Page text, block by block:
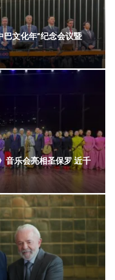
巴文化年”纪念会议暨
音乐会亮相圣保罗 近千